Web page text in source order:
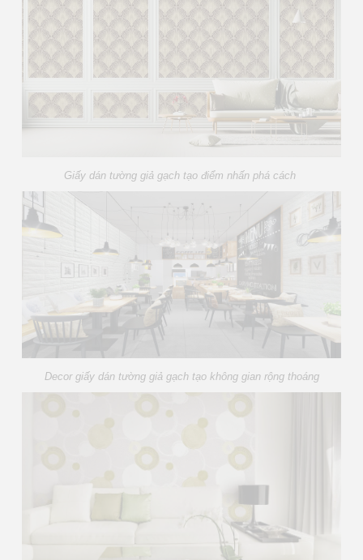
Giấy dán tường giả gạch tạo điểm nhấn phá cách
Decor giấy dán tường giả gạch tạo không gian rộng thoáng